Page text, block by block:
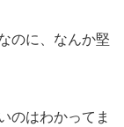
のに、なんか堅
のはわかってま